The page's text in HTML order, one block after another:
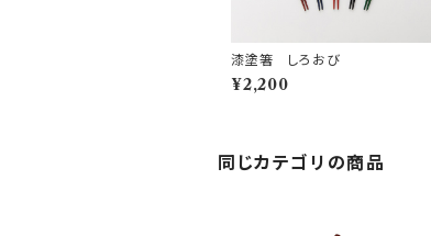
漆塗箸 しろおび
¥2,200
同じカテゴリの商品